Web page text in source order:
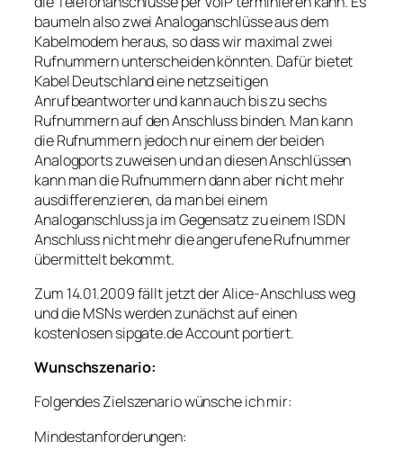
baumeln also zwei Analoganschlüsse aus dem
Kabelmodem heraus, so dass wir maximal zwei
Rufnummern unterscheiden könnten. Dafür bietet
Kabel Deutschland eine netzseitigen
Anrufbeantworter und kann auch bis zu sechs
Rufnummern auf den Anschluss binden. Man kann
die Rufnummern jedoch nur einem der beiden
Analogports zuweisen und an diesen Anschlüssen
kann man die Rufnummern dann aber nicht mehr
ausdifferenzieren, da man bei einem
Analoganschluss ja im Gegensatz zu einem ISDN
Anschluss nicht mehr die angerufene Rufnummer
übermittelt bekommt.
Zum 14.01.2009 fällt jetzt der Alice-Anschluss weg
und die MSNs werden zunächst auf einen
kostenlosen sipgate.de Account portiert.
Wunschszenario:
Folgendes Zielszenario wünsche ich mir:
Mindestanforderungen: